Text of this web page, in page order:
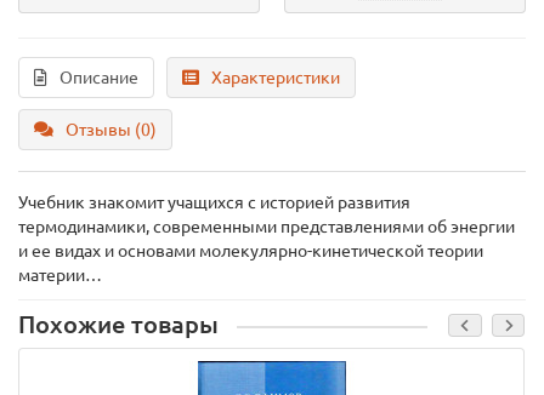
Описание Характеристики
Отзывы (0)
Учебник знакомит учащихся с историей развития
термодинамики, современными представлениями об энергии
и ее видах и основами молекулярно-кинетической теории
материи…
Похожие товары